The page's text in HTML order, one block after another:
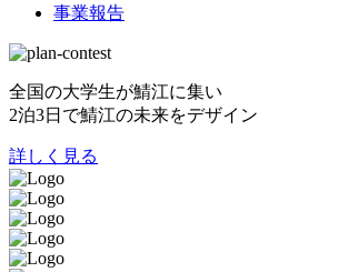
事業報告
全国の大学生が鯖江に集い
2泊3日で鯖江の未来をデザイン
詳しく見る